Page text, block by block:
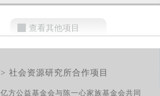
查看其他项目
> 社会资源研究所合作项目
亿方公益基金会与陈一心家族基金会共同